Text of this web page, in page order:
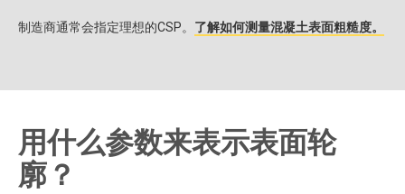
制造商通常会指定理想的CSP。 了解如何测量混凝土表面粗糙度。
用什么参数来表示表面轮
廓？